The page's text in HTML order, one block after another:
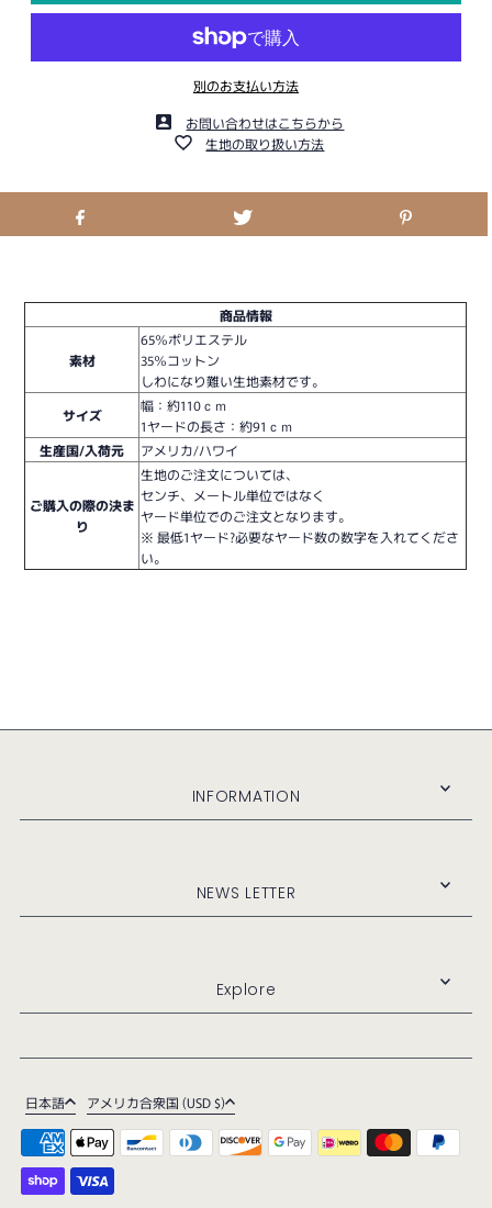
別のお支払い方法
お問い合わせはこちらから
生地の取り扱い方法
商品情報
素材
65％ポリエステル
35％コットン
しわになり難い生地素材です。
サイズ
幅：約110ｃｍ
1ヤードの長さ：約91ｃｍ
生産国/入荷元
アメリカ/ハワイ
ご購入の際の決ま
り
生地のご注文については、
センチ、メートル単位ではなく
ヤード単位でのご注文となります。
※ 最低1ヤード?必要なヤード数の数字を入れてくださ
い。
INFORMATION
NEWS LETTER
Explore
日本語 アメリカ合衆国 (USD $)